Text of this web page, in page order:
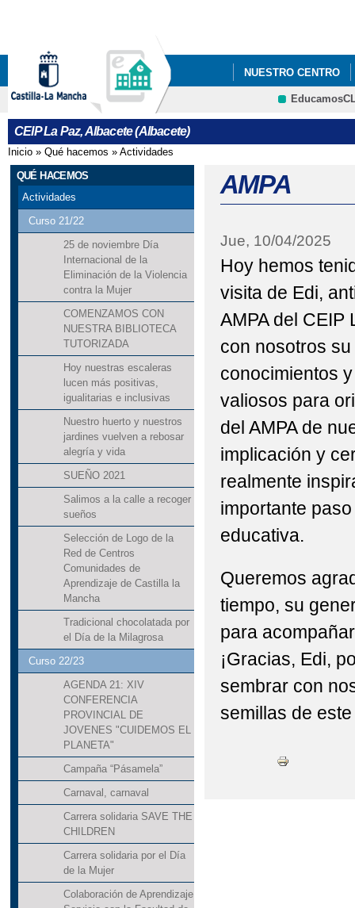
NUESTRO CENTRO
ERASMUS +
CEIP La Paz, Albacete (Albacete)
Se encuentra usted aquí
Inicio » Qué hacemos » Actividades
QUÉ HACEMOS
Actividades
Curso 21/22
25 de noviembre Día
Internacional de la
Eliminación de la Violencia
contra la Mujer
COMENZAMOS CON
NUESTRA BIBLIOTECA
TUTORIZADA
Hoy nuestras escaleras
lucen más positivas,
igualitarias e inclusivas
Nuestro huerto y nuestros
jardines vuelven a rebosar
alegría y vida
SUEÑO 2021
Salimos a la calle a recoger
sueños
Selección de Logo de la
Red de Centros
Comunidades de
Aprendizaje de Castilla la
Mancha
Tradicional chocolatada por
el Día de la Milagrosa
Curso 22/23
AGENDA 21: XIV
CONFERENCIA
PROVINCIAL DE
JOVENES "CUIDEMOS EL
PLANETA"
Campaña “Pásamela”
Carnaval, carnaval
Carrera solidaria SAVE THE
CHILDREN
Carrera solidaria por el Día
de la Mujer
Colaboración de Aprendizaje
AMPA
Jue, 10/04/2025
Hoy hemos
visita de Edi,
AMPA del CEIP
con nosotros
conocimientos
valiosos para
del AMPA de
implicación y
realmente
importante
educativa.
Queremos
tiempo, su
para
¡Gracias, Edi,
sembrar con
semillas de